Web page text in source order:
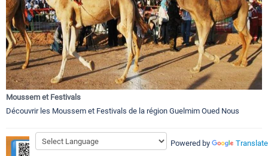
Moussem et Festivals
Découvrir les Moussem et Festivals de la région Guelmim Oued Nous
Powered by Translate